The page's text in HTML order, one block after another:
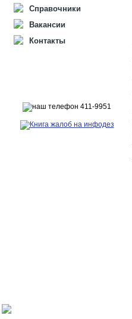
Справочники
Вакансии
Контакты